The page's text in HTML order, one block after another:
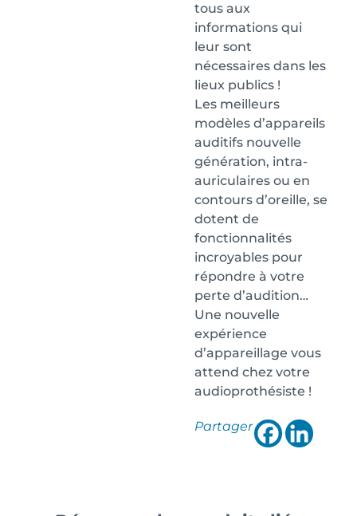
tous aux
informations qui
leur sont
nécessaires dans les
lieux publics !
Les meilleurs
modèles d’appareils
auditifs nouvelle
génération, intra-
auriculaires ou en
contours d’oreille, se
dotent de
fonctionnalités
incroyables pour
répondre à votre
perte d’audition…
Une nouvelle
expérience
d’appareillage vous
attend chez votre
audioprothésiste !
Partager